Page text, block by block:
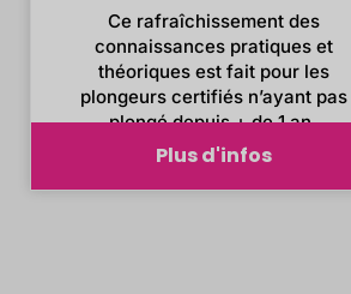
Ce rafraîchissement des
connaissances pratiques et
théoriques est fait pour les
plongeurs certifiés n’ayant pas
plongé depuis + de 1 an.
Plus d'infos